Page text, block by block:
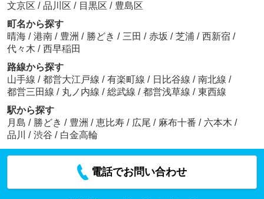
文京区 / 品川区 / 目黒区 / 豊島区
町名から探す
晴海 / 港南 / 豊洲 / 勝どき / 三田 / 赤坂 / 芝浦 / 西新宿 /
代々木 / 西早稲田
路線から探す
山手線 / 都営大江戸線 / 有楽町線 / 日比谷線 / 南北線 /
都営三田線 / 丸ノ内線 / 総武線 / 都営浅草線 / 東西線
駅から探す
月島 / 勝どき / 豊洲 / 恵比寿 / 広尾 / 麻布十番 / 六本木 /
品川
/ 渋谷 / 白金高輪
電話でお問い合わせ